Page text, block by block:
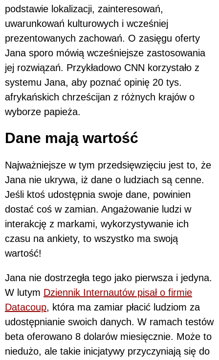
podstawie lokalizacji, zainteresowań,
uwarunkowań kulturowych i wcześniej
prezentowanych zachowań. O zasięgu oferty
Jana sporo mówią wcześniejsze zastosowania
jej rozwiązań. Przykładowo CNN korzystało z
systemu Jana, aby poznać opinię 20 tys.
afrykańskich chrześcijan z różnych krajów o
wyborze papieża.
Dane mają wartość
Najważniejsze w tym przedsięwzięciu jest to, że
Jana nie ukrywa, iż dane o ludziach są cenne.
Jeśli ktoś udostępnia swoje dane, powinien
dostać coś w zamian. Angażowanie ludzi w
interakcję z markami, wykorzystywanie ich
czasu na ankiety, to wszystko ma swoją
wartość!
Jana nie dostrzegła tego jako pierwsza i jedyna.
W lutym Dziennik Internautów pisał o firmie
Datacoup, która ma zamiar płacić ludziom za
udostępnianie swoich danych. W ramach testów
beta oferowano 8 dolarów miesięcznie. Może to
niedużo, ale takie inicjatywy przyczyniają się do